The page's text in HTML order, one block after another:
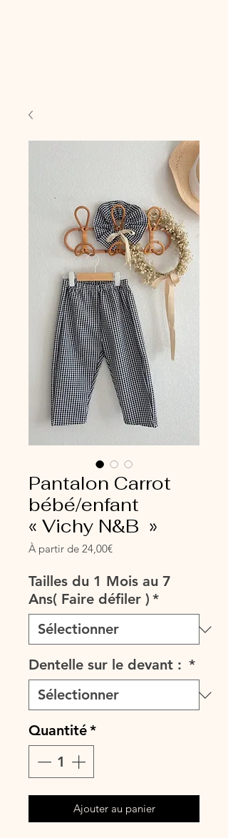
Pantalon Carrot
bébé/enfant
« Vichy N&B »
À partir de 24,00€Prix
Tailles du 1 Mois au 7
Ans( Faire défiler ) *
Dentelle sur le devant : *
Quantité*
Ajouter au panier